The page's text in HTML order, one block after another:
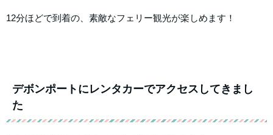
12分ほどで到着の、素敵なフェリー観光が楽しめます！
デボンポートにレンタカーでアクセスしてきまし
た